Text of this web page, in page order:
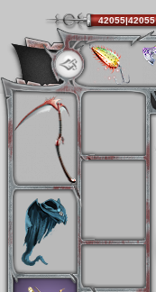
42055|42055